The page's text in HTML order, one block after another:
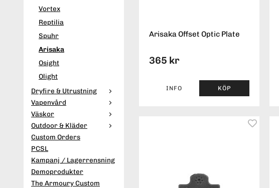
Vortex
Reptilia
Spuhr
Arisaka
Osight
Olight
Dryfire & Utrustning
Vapenvård
Väskor
Outdoor & Kläder
Custom Orders
PCSL
Kampanj / Lagerrensning
Demoprodukter
The Armoury Custom
Arisaka Offset Optic Plate
365 kr
INFO KÖP